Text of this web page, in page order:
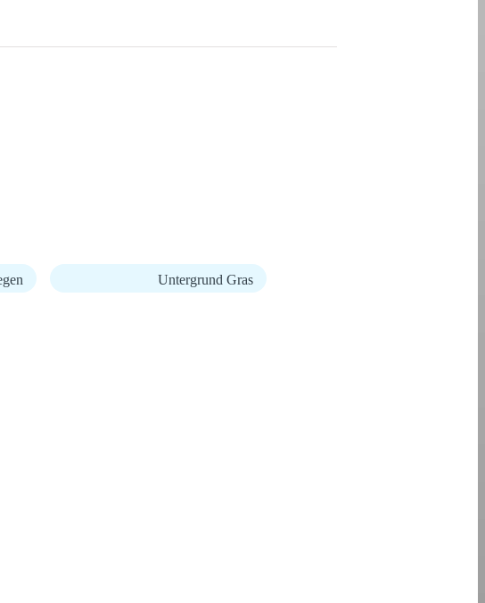
Untergrund Gras